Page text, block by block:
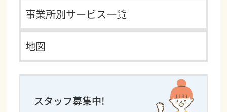
事業所別サービス一覧
地図
スタッフ募集中!